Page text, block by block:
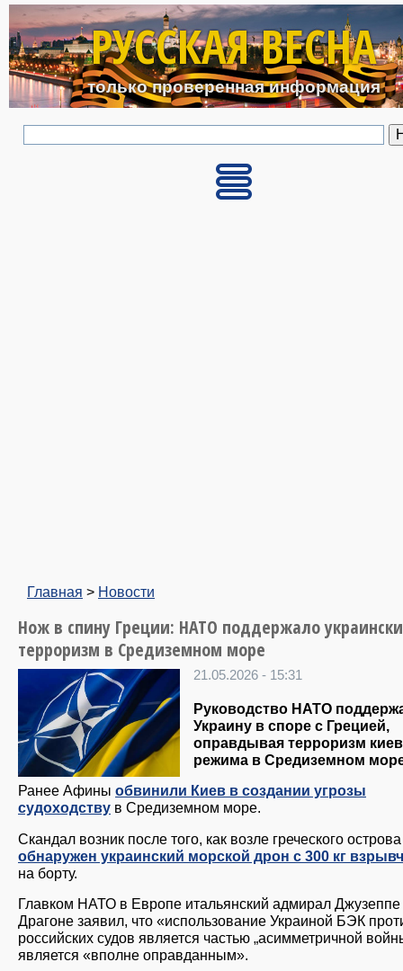
Перейти к основному
РУССКАЯ ВЕСНА
только проверенная информация
Главная > Новости
Нож в спину Греции: НАТО поддержало
терроризм в Средиземном море
21.05.2026 - 15:31
Руководство НАТО
Украину в споре с Грецией,
оправдывая терроризм
режима в Средиземном
Ранее Афины обвинили Киев в создании угрозы
судоходству в Средиземном море.
Скандал возник после того, как возле греческого
обнаружен украинский морской дрон с 300 кг
на борту.
Главком НАТО в Европе итальянский адмирал
Драгоне заявил, что «использование Украиной БЭК
российских судов является частью „асимметричной
является «вполне оправданным».